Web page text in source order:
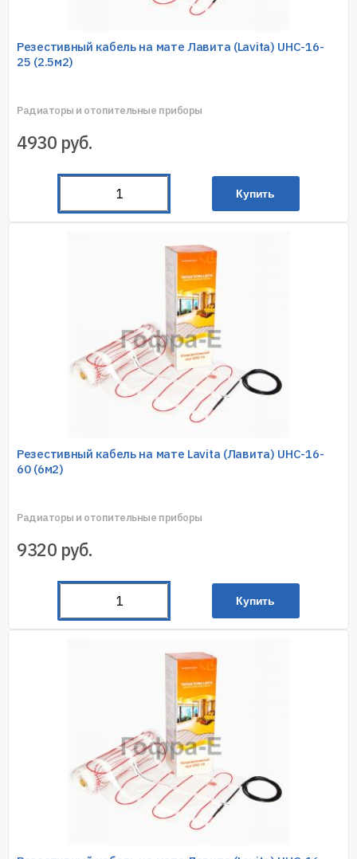
Резестивный кабель на мате Лавита (Lavita) UHC-16-
25 (2.5м2)
Радиаторы и отопительные приборы
4930 руб.
Купить
Резестивный кабель на мате Lavita (Лавита) UHC-16-
60 (6м2)
Радиаторы и отопительные приборы
9320 руб.
Купить